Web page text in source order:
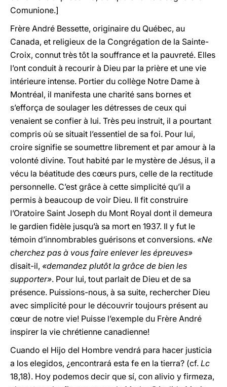
Comunione.]
Frère André Bessette, originaire du Québec, au
Canada, et religieux de la Congrégation de la Sainte-
Croix, connut très tôt la souffrance et la pauvreté. Elles
l’ont conduit à recourir à Dieu par la prière et une vie
intérieure intense. Portier du collège Notre Dame à
Montréal, il manifesta une charité sans bornes et
s’efforça de soulager les détresses de ceux qui
venaient se confier à lui. Très peu instruit, il a pourtant
compris où se situait l’essentiel de sa foi. Pour lui,
croire signifie se soumettre librement et par amour à la
volonté divine. Tout habité par le mystère de Jésus, il a
vécu la béatitude des cœurs purs, celle de la rectitude
personnelle. C’est grâce à cette simplicité qu’il a
permis à beaucoup de voir Dieu. Il fit construire
l’Oratoire Saint Joseph du Mont Royal dont il demeura
le gardien fidèle jusqu’à sa mort en 1937. Il y fut le
témoin d’innombrables guérisons et conversions. «Ne
cherchez pas à vous faire enlever les épreuves»
disait-il, «demandez plutôt la grâce de bien les
supporter». Pour lui, tout parlait de Dieu et de sa
présence. Puissions-nous, à sa suite, rechercher Dieu
avec simplicité pour le découvrir toujours présent au
cœur de notre vie! Puisse l’exemple du Frère André
inspirer la vie chrétienne canadienne!
Cuando el Hijo del Hombre vendrá para hacer justicia
a los elegidos, ¿encontrará esta fe en la tierra? (cf. Lc
18,18). Hoy podemos decir que sí, con alivio y firmeza,